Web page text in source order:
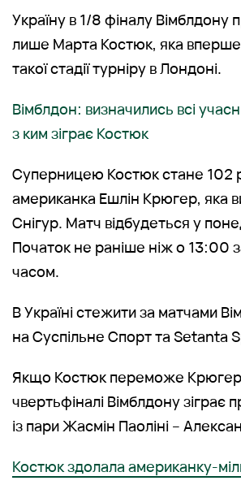
Україну в 1/8 фіналу Вімблдону
лише Марта Костюк, яка
такої стадії турніру в Лондоні.
Вімблдон: визначились всі
з ким зіграє Костюк
Суперницею Костюк стане 102
американка Ешлін Крюгер, яка
Снігур. Матч відбудеться у
Початок не раніше ніж о 13:00
часом.
В Україні стежити за матчами
на Суспільне Спорт та Setanta
Якщо Костюк переможе
чвертьфіналі Вімблдону зіграє
із пари Жасмін Паоліні –
Костюк здолала американку-